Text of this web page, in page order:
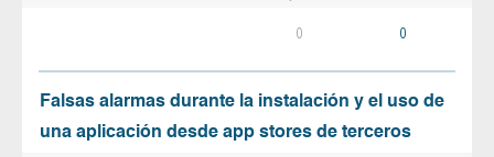
0 0
Falsas alarmas durante la instalación y el uso de
una aplicación desde app stores de terceros